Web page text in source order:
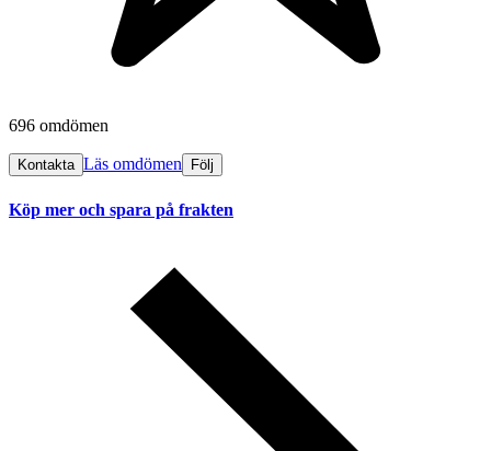
696 omdömen
Kontakta Läs omdömen Följ
Köp mer och spara på frakten